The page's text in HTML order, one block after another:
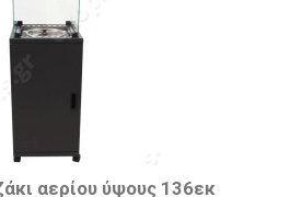
αερίου ύψους 136εκ